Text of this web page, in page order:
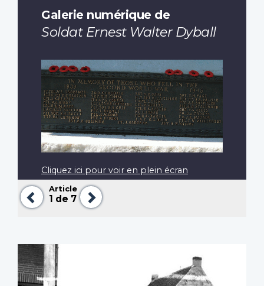
Précédent
Article
1 de 7
Suivant
Galerie numérique de
Soldat Ernest Walter Dyball
Cliquez ici pour voir en plein écran